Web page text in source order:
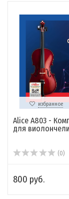
избранное
Alice A803 -
для виолончели
(0)
800 руб.